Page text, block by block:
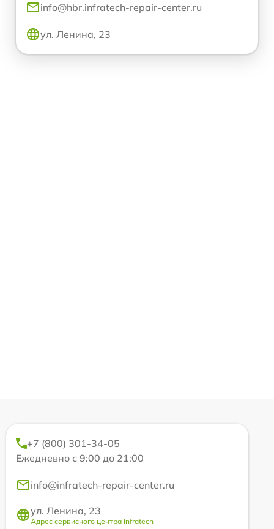
info@hbr.infratech-repair-center.ru
ул. Ленина, 23
+7 (800) 301-34-05
Ежедневно с 9:00 до 21:00
info@infratech-repair-center.ru
ул. Ленина, 23
Адрес сервисного центра Infratech